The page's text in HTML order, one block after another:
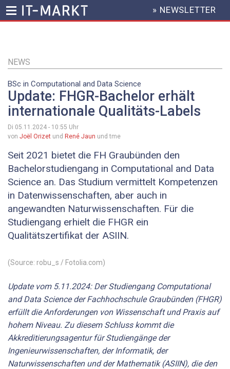
Inhalt
HEADER
MENU
» NEWSLETTER
NEWS
BSc in Computational and Data Science
Update: FHGR-Bachelor erhält
internationale Qualitäts-Labels
Di 05.11.2024 - 10:55 Uhr
von Joël Orizet und René Jaun und tme
Seit 2021 bietet die FH Graubünden den
Bachelorstudiengang in Computational and Data
Science an. Das Studium vermittelt Kompetenzen
in Datenwissenschaften, aber auch in
angewandten Naturwissenschaften. Für die
Studiengang erhielt die FHGR ein
Qualitätszertifikat der ASIIN.
(Source: robu_s / Fotolia.com)
Update vom 5.11.2024: Der Studiengang Computational
and Data Science der Fachhochschule Graubünden (FHGR)
erfüllt die Anforderungen von Wissenschaft und Praxis auf
hohem Niveau. Zu diesem Schluss kommt die
Akkreditierungsagentur für Studiengänge der
Ingenieurwissenschaften, der Informatik, der
Naturwissenschaften und der Mathematik (ASIIN), die den